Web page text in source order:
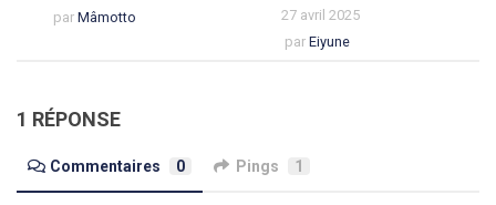
par Mâmotto
27 avril 2025
par Eiyune
1 RÉPONSE
Commentaires 0 Pings 1